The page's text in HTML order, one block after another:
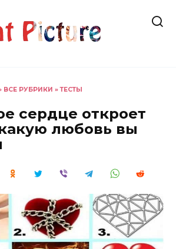
ВСЕ РУБРИКИ »ТЕСТЫ
сердце откроет
любовь вы